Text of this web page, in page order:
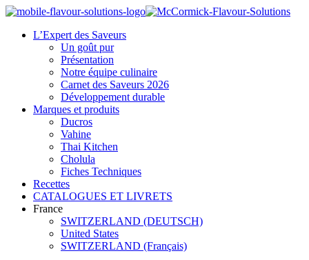
L’Expert des Saveurs
Un goût pur
Présentation
Notre équipe culinaire
Carnet des Saveurs 2026
Développement durable
Marques et produits
Ducros
Vahine
Thai Kitchen
Cholula
Fiches Techniques
Recettes
CATALOGUES ET LIVRETS
France
SWITZERLAND (DEUTSCH)
United States
SWITZERLAND (Français)